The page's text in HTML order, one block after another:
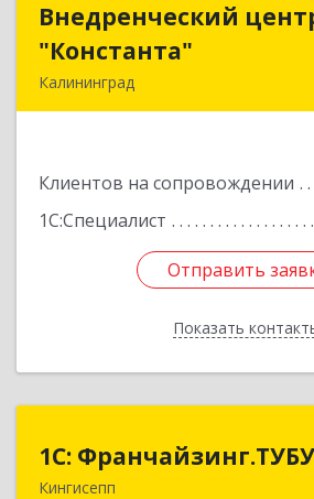
Внедренческий
"Константа"
Калининград
Клиентов на сопровождении
1С:Специалист
Отправить
Показать
Отправить
Назад
1С:
Кингисепп
1С: